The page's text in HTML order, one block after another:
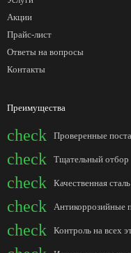
Акции
Прайс-лист
Ответы на вопросы
Контакты
Преимущества
check Проверенные
check Тщательный отбор
check Качественная сталь
check Антикоррозийные
check Контроль на всех